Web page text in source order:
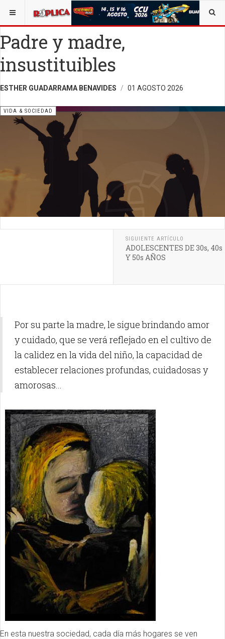
ESTÁ AQUÍ: VIDA Y SOCIEDAD OPINIÓN
Padre y madre,
insustituibles
ESTHER GUADARRAMA BENAVIDES 01 AGOSTO 2026
VIDA & SOCIEDAD
SIGUIENTE ARTÍCULO
ADOLESCENTES DE 30s, 40s
Y 50s AÑOS
Por su parte la madre, le sigue brindando amor
y cuidado, que se verá reflejado en el cultivo de
la calidez en la vida del niño, la capacidad de
establecer relaciones profundas, cuidadosas y
amorosas...
En esta nuestra sociedad, cada día más hogares se ven